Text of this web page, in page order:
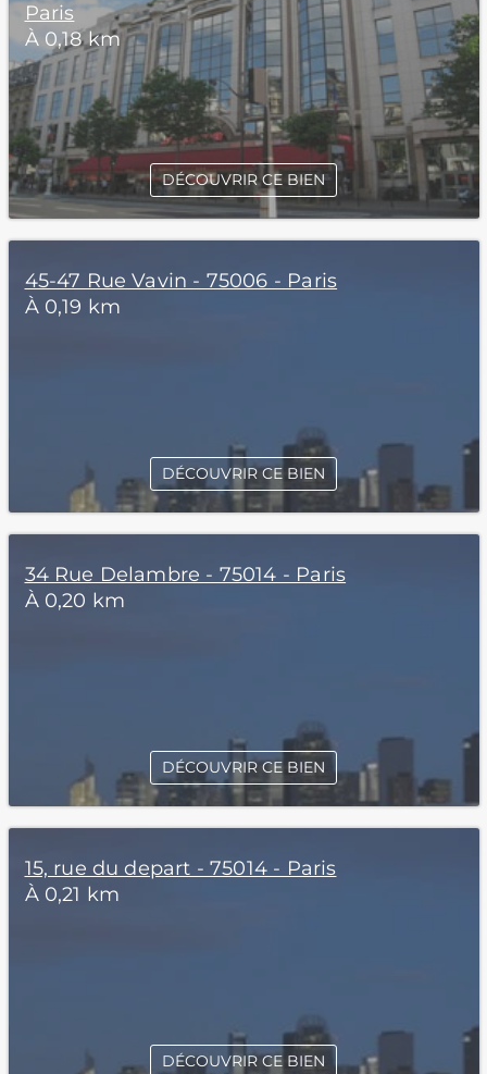
Paris
À 0,18 km
DÉCOUVRIR CE BIEN
45-47 Rue Vavin - 75006 - Paris
À 0,19 km
DÉCOUVRIR CE BIEN
34 Rue Delambre - 75014 - Paris
À 0,20 km
DÉCOUVRIR CE BIEN
15, rue du depart - 75014 - Paris
À 0,21 km
DÉCOUVRIR CE BIEN